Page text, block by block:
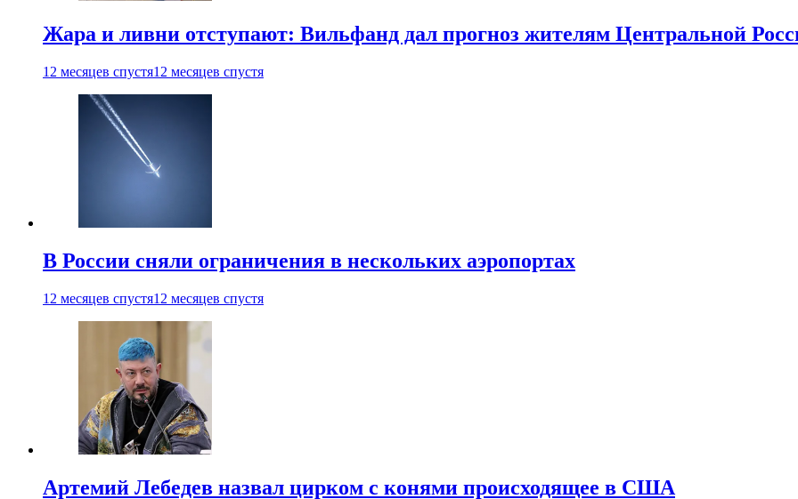
Жара и ливни отступают: Вильфанд дал прогноз жителям Центральной
12 месяцев спустя12 месяцев спустя
В России сняли ограничения в нескольких аэропортах
12 месяцев спустя12 месяцев спустя
Артемий Лебедев назвал цирком с конями происходящее в США